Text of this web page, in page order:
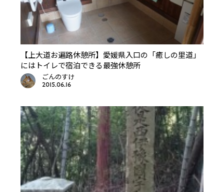
【上大道お遍路休憩所】愛媛県入口の「癒しの里道」
にはトイレで宿泊できる最強休憩所
ごんのすけ
2015.06.16